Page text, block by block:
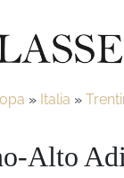
» Italia »
Alto